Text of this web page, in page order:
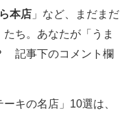
本店 」など、まだまだ
ち。あなたが「うま
記事下のコメント欄
キの名店」10選は、